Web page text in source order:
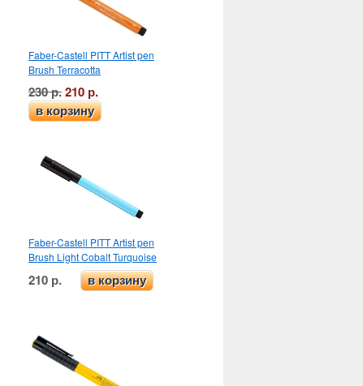
Faber-Castell PITT Artist pen
Brush Terracotta
230 р.210 р.
в корзину
Faber-Castell PITT Artist pen
Brush Light Cobalt Turquoise
210 р. в корзину